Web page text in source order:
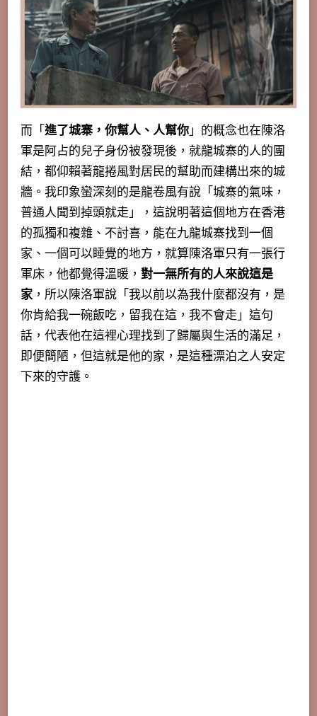
而「進了城寨，你幫人、人幫你」的概念也在陳洛
軍是阿占的兒子身份被發現後，就龍城寨的人的團
結，都仰賴著龍捲風對居民的幫助而建構出來的城
牆。我印象蠻深刻的是龍卷風有說「城寨的氣味，
普通人聞到掉頭就走」，這說明著這個地方在香港
的孤獨和複雜、不討喜，能在九龍城寨找到一個
家、一個可以睡覺的地方，就算陳洛軍只有一張行
軍床，他都覺得溫暖， 對一無所有的人來說這是
家 ，所以陳洛軍說「我以前以為我什麼都沒有，是
你肯給我一碗飯吃，留我在這，我不會走」這句
話，代表他在這裡心理找到了歸屬與生活的滿足，
即便簡陋，但這就是他的家，是這種漂泊之人安定
下來的守護。